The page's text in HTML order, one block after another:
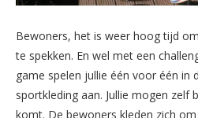
Bewoners, het is weer hoog tijd
te spekken. En wel met een
game spelen jullie één voor één in
sportkleding aan. Jullie mogen zelf
komt. De bewoners kleden zich